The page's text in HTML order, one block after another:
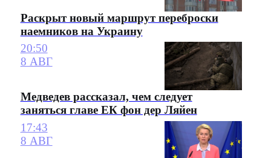
Раскрыт новый маршрут переброски
наемников на Украину
20:50
8 АВГ
Медведев рассказал, чем следует
заняться главе ЕК фон дер Ляйен
17:43
8 АВГ